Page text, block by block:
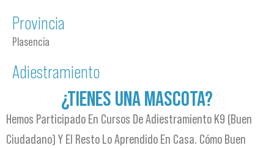
Provincia
Plasencia
Adiestramiento
¿TIENES UNA MASCOTA?
Hemos Participado En Cursos De Adiestramiento K9 (buen
Ciudadano) Y El Resto Lo Aprendido En Casa. Cómo Buen